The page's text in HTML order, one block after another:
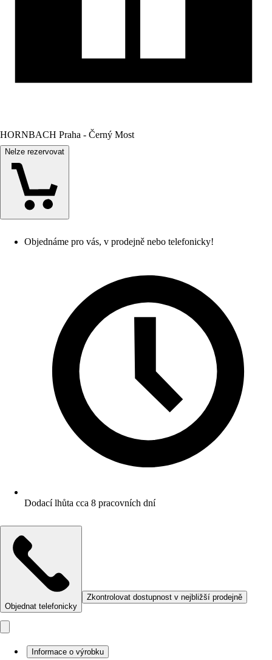
HORNBACH Praha - Černý Most
Nelze rezervovat
Objednáme pro vás, v prodejně nebo telefonicky!
Dodací lhůta cca 8 pracovních dní
Objednat telefonicky
Zkontrolovat dostupnost v nejbližší prodejně
Informace o výrobku